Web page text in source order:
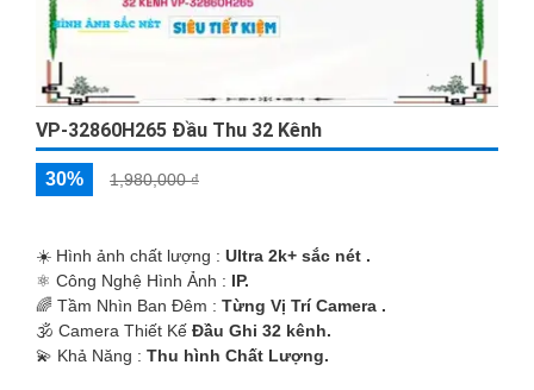
VP-32860H265 Đầu Thu 32 Kênh
30% 1,980,000 ₫
☀️ Hình ảnh chất lượng : Ultra 2k+ sắc nét .
⚛️ Công Nghệ Hình Ảnh : IP.
🌈 Tầm Nhìn Ban Đêm : Từng Vị Trí Camera .
🕉️ Camera Thiết Kế Đầu Ghi 32 kênh.
️💫 Khả Năng : Thu hình Chất Lượng.